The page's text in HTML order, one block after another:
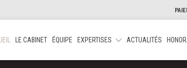
LE CABINET ÉQUIPE EXPERTISES ACTUALITÉS